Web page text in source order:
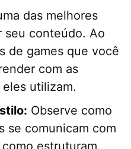
das melhores
seu conteúdo. Ao
de games que você
com as
utilizam.
Observe como
se comunicam com
estruturam